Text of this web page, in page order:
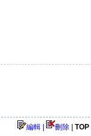
編輯 | 刪除 TOP